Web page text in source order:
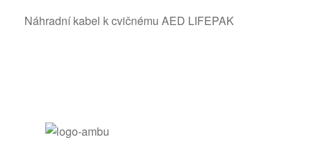
Náhradní kabel k cvičnému AED LIFEPAK